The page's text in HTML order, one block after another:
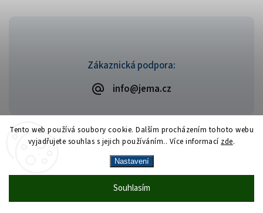
Tento web používá soubory cookie. Dalším procházením tohoto webu
vyjadřujete souhlas s jejich používáním.. Více informací zde.
Nastavení
Souhlasím
Vrácení zboží zdarma— celý srpen bez
Zákaznická podpora:
info@jema.cz
Copyright 2026JEMA.cz. Všechna práva vyhrazena.
VytvořilShoptet| Design